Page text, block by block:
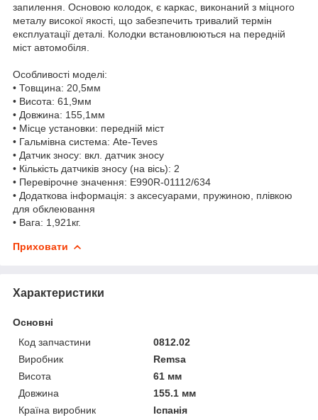
запилення. Основою колодок, є каркас, виконаний з міцного
металу високої якості, що забезпечить тривалий термін
експлуатації деталі. Колодки встановлюються на передній
міст автомобіля.
Особливості моделі:
• Товщина: 20,5мм
• Висота: 61,9мм
• Довжина: 155,1мм
• Місце установки: передній міст
• Гальмівна система: Ate-Teves
• Датчик зносу: вкл. датчик зносу
• Кількість датчиків зносу (на вісь): 2
• Перевірочне значення: E990R-01112/634
• Додаткова інформація: з аксесуарами, пружиною, плівкою
для обклеювання
• Вага: 1,921кг.
Приховати
Характеристики
Основні
Код запчастини
0812.02
Виробник
Remsa
Висота
61 мм
Довжина
155.1 мм
Країна виробник
Іспанія